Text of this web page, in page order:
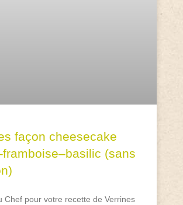
façon cheesecake
(sans
Chef pour votre recette de Verrines